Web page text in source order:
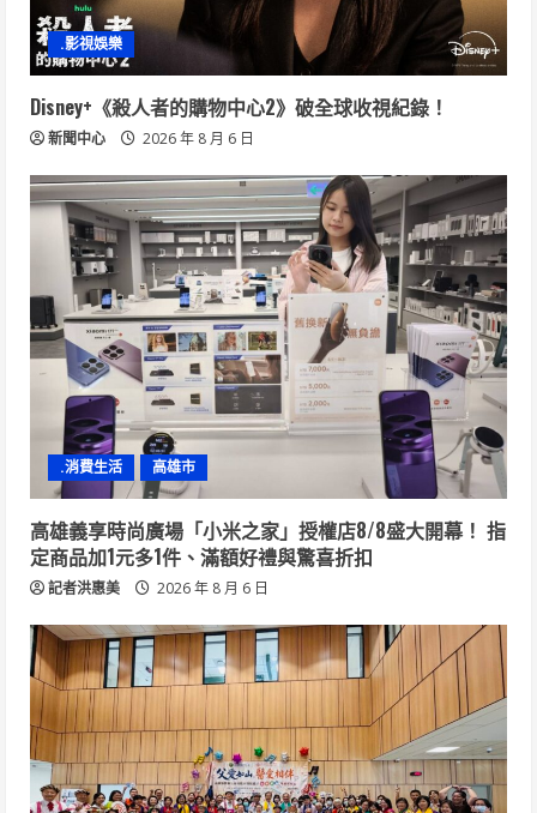
.影視娛樂
Disney+《殺人者的購物中心2》破全球收視紀錄！
新聞中心 2026 年 8 月 6 日
.消費生活 高雄市
高雄義享時尚廣場「小米之家」授權店8/8盛大開幕！ 指
定商品加1元多1件、滿額好禮與驚喜折扣
記者洪惠美 2026 年 8 月 6 日